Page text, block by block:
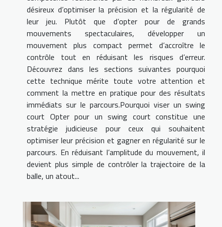
désireux d’optimiser la précision et la régularité de
leur jeu. Plutôt que d’opter pour de grands
mouvements spectaculaires, développer un
mouvement plus compact permet d’accroître le
contrôle tout en réduisant les risques d’erreur.
Découvrez dans les sections suivantes pourquoi
cette technique mérite toute votre attention et
comment la mettre en pratique pour des résultats
immédiats sur le parcours.Pourquoi viser un swing
court Opter pour un swing court constitue une
stratégie judicieuse pour ceux qui souhaitent
optimiser leur précision et gagner en régularité sur le
parcours. En réduisant l’amplitude du mouvement, il
devient plus simple de contrôler la trajectoire de la
balle, un atout...